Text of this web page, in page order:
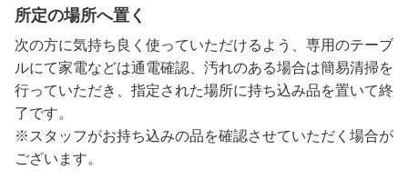
所定の場所へ置く
次の方に気持ち良く使っていただけるよう、専用のテーブ
ルにて家電などは通電確認、汚れのある場合は簡易清掃を
行っていただき、指定された場所に持ち込み品を置いて終
了です。
※スタッフがお持ち込みの品を確認させていただく場合が
ございます。